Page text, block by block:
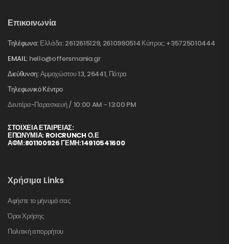
Επικοινωνία
Τηλέφωνα: Ελλάδα: 2612615129, 2610990514 Κύπρος: +35725010444
EMAIL: hello@offersmania.gr
Διεύθυνση:Αμμοχώστου 13, 26441, Πάτρα
Τηλεφωνικό Κέντρο
Δευτέρα-Παρασκευή / 10:00 AM - 13:00 PM
ΣΤΟΙΧΕΊΑ ΕΤΑΙΡΕΊΑΣ:
ΕΠΩΝΥΜΙΑ: ROICRUNCH Ο.Ε
ΑΦΜ:801100926 ΓΕΜΗ:14910541600
Χρήσιμα Links
Αφήστε το μήνυμά σας
Όροι Χρήσης
Πολιτική απορρήτου